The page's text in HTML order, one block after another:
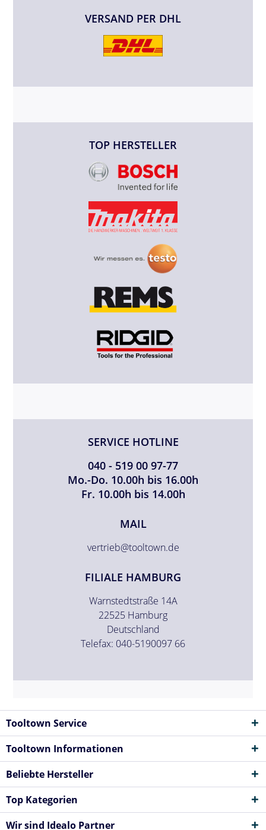
VERSAND PER DHL
TOP HERSTELLER
SERVICE HOTLINE
040 - 519 00 97-77
Mo.-Do. 10.00h bis 16.00h
Fr. 10.00h bis 14.00h
MAIL
vertrieb@tooltown.de
FILIALE HAMBURG
Warnstedtstraße 14A
22525 Hamburg
Deutschland
Telefax: 040-5190097 66
Tooltown Service
Tooltown Informationen
Beliebte Hersteller
Top Kategorien
Wir sind Idealo Partner